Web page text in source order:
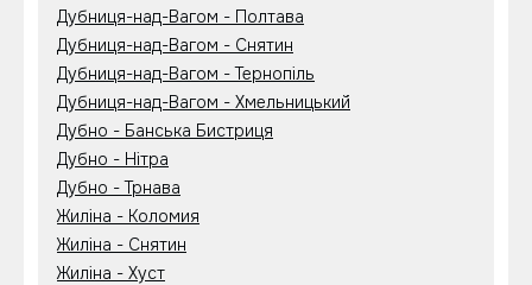
Дубниця-над-Вагом - Полтава
Дубниця-над-Вагом - Снятин
Дубниця-над-Вагом - Тернопіль
Дубниця-над-Вагом - Хмельницький
Дубно - Банська Бистриця
Дубно - Нітра
Дубно - Трнава
Жиліна - Коломия
Жиліна - Снятин
Жиліна - Хуст